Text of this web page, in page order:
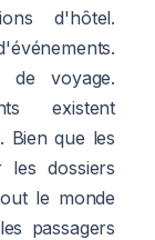
d'hôtel.
de voyage.
existent
Bien que les
les dossiers
le monde
passagers